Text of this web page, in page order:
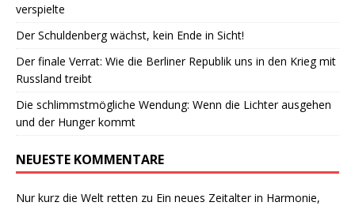
verspielte
Der Schuldenberg wächst, kein Ende in Sicht!
Der finale Verrat: Wie die Berliner Republik uns in den Krieg mit
Russland treibt
Die schlimmstmögliche Wendung: Wenn die Lichter ausgehen
und der Hunger kommt
NEUESTE KOMMENTARE
Nur kurz die Welt retten zu Ein neues Zeitalter in Harmonie,